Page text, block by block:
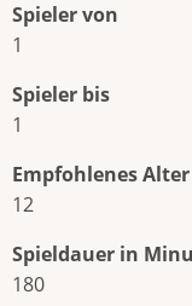
Spieler von
1
Spieler bis
1
Empfohlenes Alter
12
Spieldauer in
180